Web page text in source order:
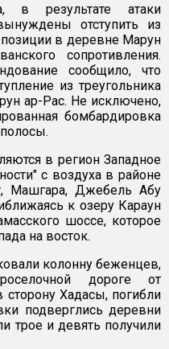
в результате атаки
отступить из
позиции в деревне Марун
сопротивления.
сообщило, что
из треугольника
ар-Рас. Не исключено,
бомбардировка
в регион Западное
с воздуха в районе
Машгара, Джебель Абу
к озеру Караун
шоссе, которое
на восток.
колонну беженцев,
дороге от
Хадасы, погибли
подверглись деревни
трое и девять получили